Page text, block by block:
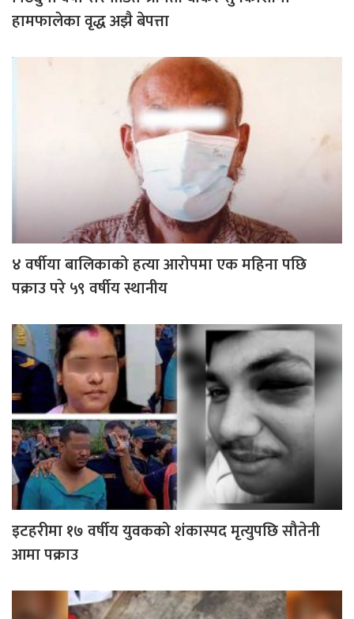
हामफालेका वृद्ध अझै बेपत्ता
४ वर्षीया बालिकाको हत्या आरोपमा एक महिना पछि
पक्राउ परे ५९ वर्षीय स्थानीय
इटहरीमा १७ वर्षीय युवकको शंकास्पद मृत्युपछि सौतेनी
आमा पक्राउ